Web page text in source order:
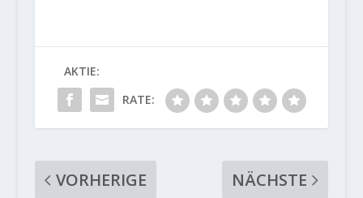
AKTIE:
RATE:
VORHERIGE
NÄCHSTE